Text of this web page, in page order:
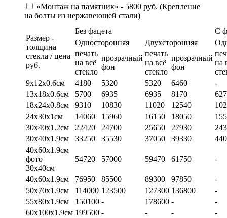
«Монтаж на памятник» - 5800 руб. (Крепление
на болты из нержавеющей стали)
Размер -
толщина
стекла / цена
руб.
Без фацета
С
Односторонняя
Двухсторонняя
печать
на всё
стекло
прозрачный
фон
печать
на всё
стекло
прозрачный
фон
на
9х12х0.6см
4180 5320 5320 6460
-
13х18х0.6см
5700 6935 6935 8170
18х24х0.8см
9310 10830 11020 12540
24х30х1см
14060 15960 16150 18050
30х40х1.2см
22420 24700 25650 27930
30х40х1.9см
33250 35530 37050 39330
40х60х1.9см
фото
30х40см
54720 57000 59470 61750 -
40х60х1.9см 76950 85500 89300 97850
-
50х70х1.9см
114000 123500 127300 136800
-
55х80х1.9см
150100 - 178600 -
-
60х100х1.9см 199500 - - -
-